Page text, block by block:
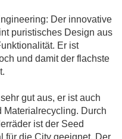
Der innovative
puristisches Design aus
Er ist
und damit der flachste
gut aus, er ist auch
Materialrecycling. Durch
ist der Seed